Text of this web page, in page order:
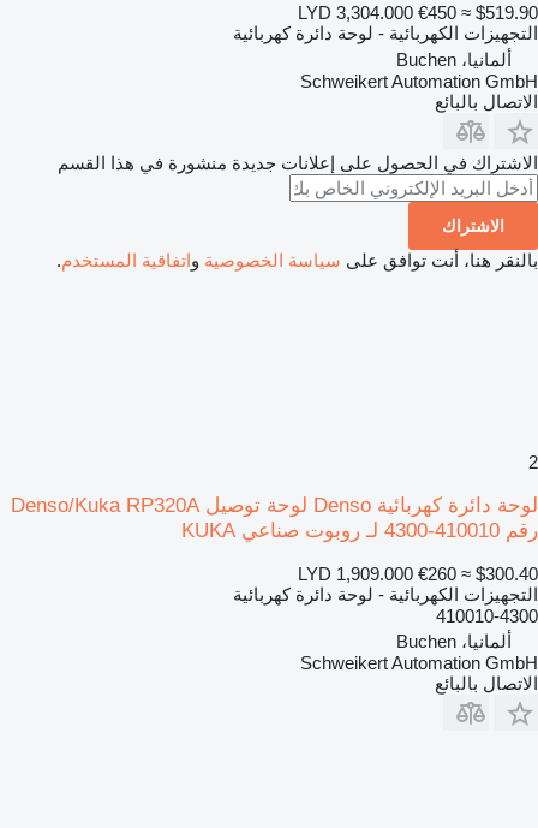
LYD 3,304.000 €450 ≈ $519.90
التجهيزات الكهربائية - لوحة دائرة كهربائية
ألمانيا، Buchen
Schweikert Automation GmbH
الاتصال بالبائع
الاشتراك في الحصول على إعلانات جديدة منشورة في هذا القسم
الاشتراك
بالنقر هنا، أنت توافق على سياسة الخصوصية واتفاقية المستخدم.
2
لوحة دائرة كهربائية Denso لوحة توصيل Denso/Kuka RP320A
رقم 410010-4300 لـ روبوت صناعي KUKA
LYD 1,909.000 €260 ≈ $300.40
التجهيزات الكهربائية - لوحة دائرة كهربائية
410010-4300
ألمانيا، Buchen
Schweikert Automation GmbH
الاتصال بالبائع